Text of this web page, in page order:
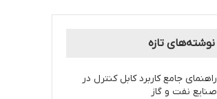
نوشته‌های تازه
راهنمای جامع کاربرد کابل کنترل در
صنایع نفت و گاز